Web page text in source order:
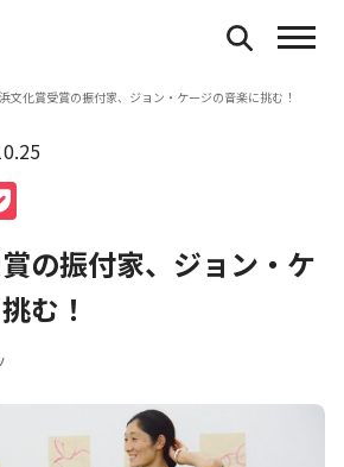
文化賞受賞の振付家、ジョン・ケージの音楽に挑む！
の振付家、ジョン・ケ
む！